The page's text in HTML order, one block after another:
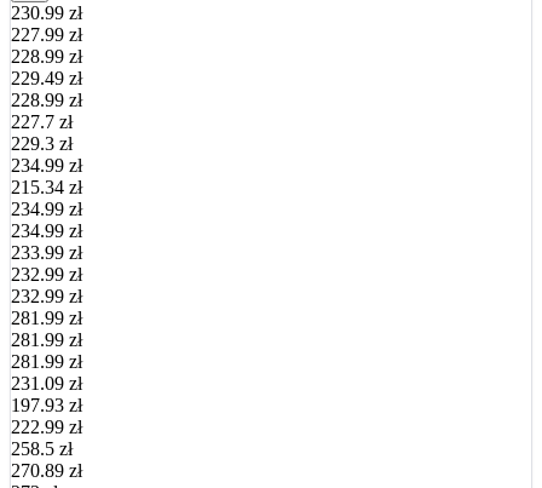
230.99 zł
227.99 zł
228.99 zł
229.49 zł
228.99 zł
227.7 zł
229.3 zł
234.99 zł
215.34 zł
234.99 zł
234.99 zł
233.99 zł
232.99 zł
232.99 zł
281.99 zł
281.99 zł
281.99 zł
231.09 zł
197.93 zł
222.99 zł
258.5 zł
270.89 zł